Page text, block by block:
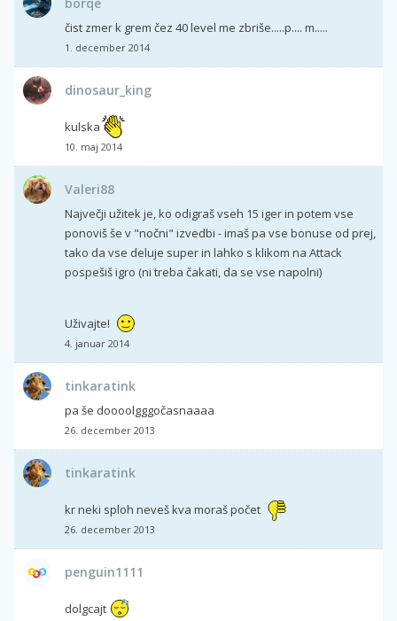
borqe
čist zmer k grem čez 40 level me zbriše.....p.... m.....
1. december 2014
dinosaur_king
kulska
10. maj 2014
Valeri88
Največji užitek je, ko odigraš vseh 15 iger in potem vse
ponoviš še v "nočni" izvedbi - imaš pa vse bonuse od prej,
tako da vse deluje super in lahko s klikom na Attack
pospešiš igro (ni treba čakati, da se vse napolni)
Uživajte!
4. januar 2014
tinkaratink
pa še doooolgggočasnaaaa
26. december 2013
tinkaratink
kr neki sploh neveš kva moraš počet
26. december 2013
penguin1111
dolgcajt